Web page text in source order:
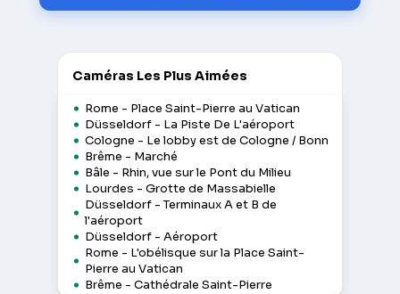
Caméras Les Plus Aimées
Rome - Place Saint-Pierre au Vatican
Düsseldorf - La Piste De L'aéroport
Cologne - Le lobby est de Cologne / Bonn
Brême - Marché
Bâle - Rhin, vue sur le Pont du Milieu
Lourdes - Grotte de Massabielle
Düsseldorf - Terminaux A et B de
l'aéroport
Düsseldorf - Aéroport
Rome - L'obélisque sur la Place Saint-
Pierre au Vatican
Brême - Cathédrale Saint-Pierre